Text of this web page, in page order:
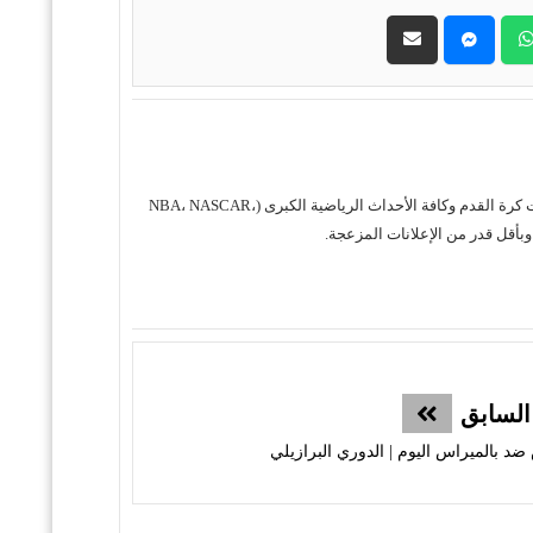
حول موقع "مباريات ستور بث مباشر" موقع مباريات ستور هو منصة رياضية متكاملة متخصصة في تقديم خدمة البث المباشر لمباريات كرة القدم وكافة الأحداث الرياضية الكبرى (NBA، NASCAR،
السابق
بالميراس اليوم | الدوري البرازيلي